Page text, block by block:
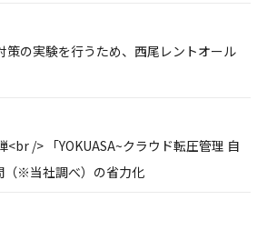
策の実験を行うため、西尾レントオール
/> 「YOKUASA~クラウド転圧管理 自
（※当社調べ）の省力化